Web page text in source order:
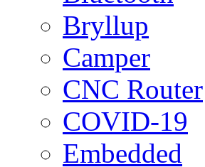
Bryllup
Camper
CNC Router
COVID-19
Embedded